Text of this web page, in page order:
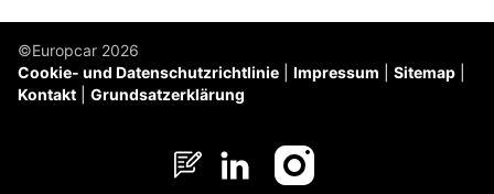
©Europcar 2026
Cookie- und Datenschutzrichtlinie
Impressum
Sitemap
Kontakt
Grundsatzerklärung